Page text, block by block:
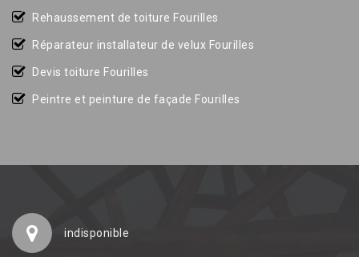
Rehaussement de toiture Fourilles
Réparateur installateur de velux Fourilles
Devis toiture Fourilles
Peintre et peinture de façade Fourilles
indisponible